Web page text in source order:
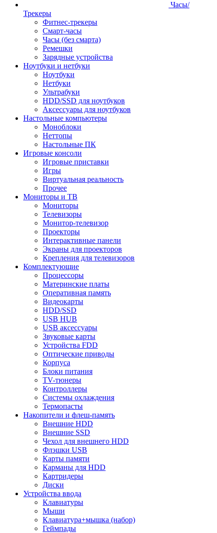
Часы/
Трекеры
Фитнес-трекеры
Смарт-часы
Часы (без смарта)
Ремешки
Зарядные устройства
Ноутбуки и нетбуки
Ноутбуки
Нетбуки
Ультрабуки
HDD/SSD для ноутбуков
Аксессуары для ноутбуков
Настольные компьютеры
Моноблоки
Неттопы
Настольные ПК
Игровые консоли
Игровые приставки
Игры
Виртуальная реальность
Прочее
Мониторы и ТВ
Мониторы
Телевизоры
Монитор-телевизор
Проекторы
Интерактивные панели
Экраны для проекторов
Крепления для телевизоров
Комплектующие
Процессоры
Материнские платы
Оперативная память
Видеокарты
HDD/SSD
USB HUB
USB аксессуары
Звуковые карты
Устройства FDD
Оптические приводы
Корпуса
Блоки питания
TV-тюнеры
Контроллеры
Системы охлаждения
Термопасты
Накопители и флеш-память
Внешние HDD
Внешние SSD
Чехол для внешнего HDD
Флэшки USB
Карты памяти
Карманы для HDD
Картридеры
Диски
Устройства ввода
Клавиатуры
Мыши
Клавиатура+мышка (набор)
Геймпады